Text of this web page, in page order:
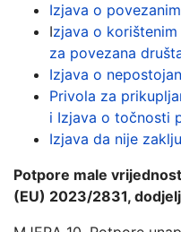
Izjava o
Izjava o
za povezana
Izjava o
Privola za
i Izjava o točnosti
Izjava da nije
Potpore male
(EU) 2023/2831,